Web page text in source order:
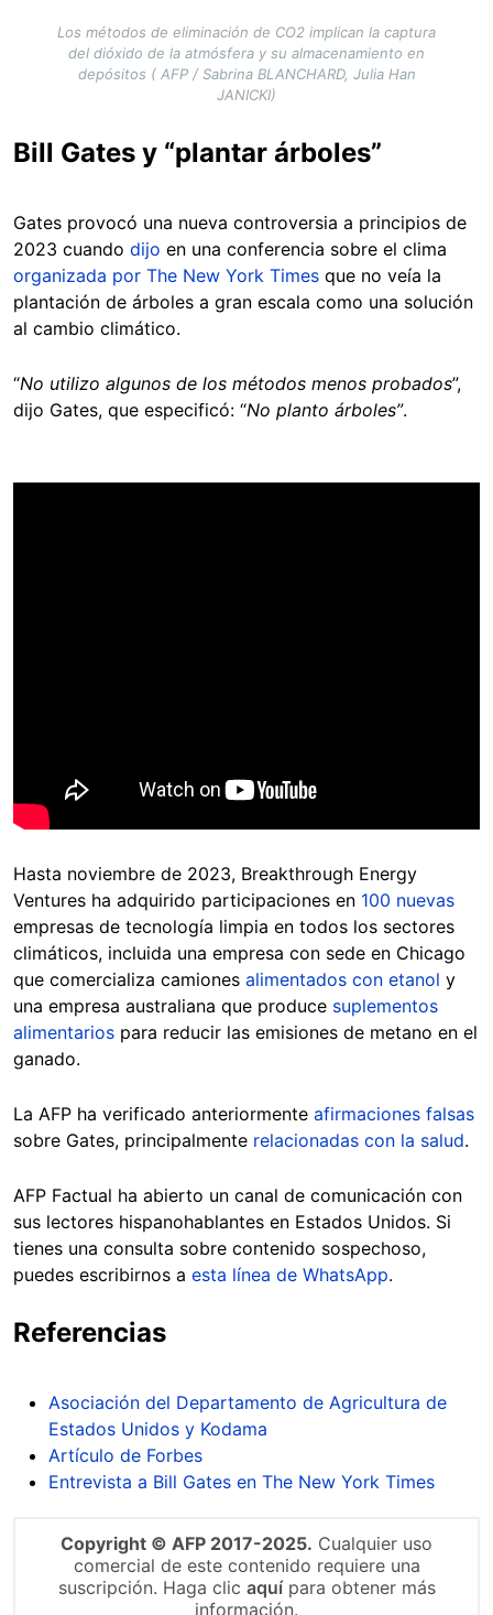
Los métodos de eliminación de CO2 implican la captura
del dióxido de la atmósfera y su almacenamiento en
depósitos ( AFP / Sabrina BLANCHARD, Julia Han
JANICKI)
Bill Gates y “plantar árboles”
Gates provocó una nueva controversia a principios de
2023 cuando dijo en una conferencia sobre el clima
organizada por The New York Times que no veía la
plantación de árboles a gran escala como una solución
al cambio climático.
“No utilizo algunos de los métodos menos probados”,
dijo Gates, que especificó: “No planto árboles”.
Hasta noviembre de 2023, Breakthrough Energy
Ventures ha adquirido participaciones en 100 nuevas
empresas de tecnología limpia en todos los sectores
climáticos, incluida una empresa con sede en Chicago
que comercializa camiones alimentados con etanol y
una empresa australiana que produce suplementos
alimentarios para reducir las emisiones de metano en el
ganado.
La AFP ha verificado anteriormente afirmaciones falsas
sobre Gates, principalmente relacionadas con la salud.
AFP Factual ha abierto un canal de comunicación con
sus lectores hispanohablantes en Estados Unidos. Si
tienes una consulta sobre contenido sospechoso,
puedes escribirnos a esta línea de WhatsApp.
Referencias
Asociación del Departamento de Agricultura de
Estados Unidos y Kodama
Artículo de Forbes
Entrevista a Bill Gates en The New York Times
Copyright © AFP 2017-2025. Cualquier uso
comercial de este contenido requiere una
suscripción. Haga clic aquípara obtener más
información.